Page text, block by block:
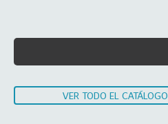
VER TODO EL CATÁLOGO